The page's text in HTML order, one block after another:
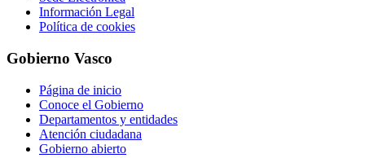
Información Legal
Política de cookies
Gobierno Vasco
Página de inicio
Conoce el Gobierno
Departamentos y entidades
Atención ciudadana
Gobierno abierto